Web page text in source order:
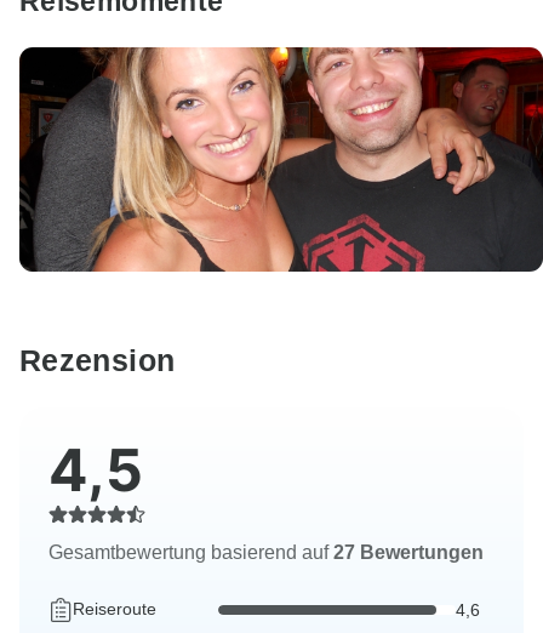
Rezension
4,5
Gesamtbewertung basierend auf27 Bewertungen
Reiseroute 4,6